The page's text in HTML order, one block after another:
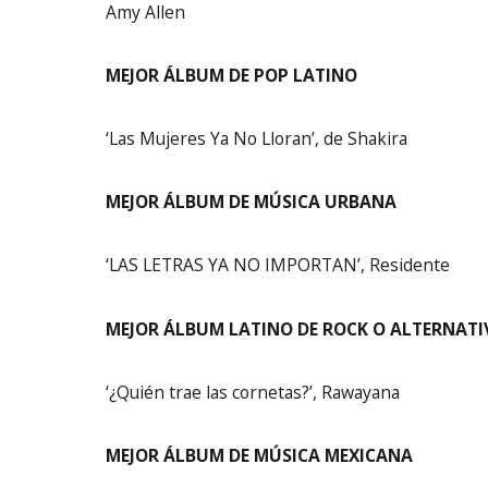
Amy Allen
MEJOR ÁLBUM DE POP LATINO
‘Las Mujeres Ya No Lloran’, de Shakira
MEJOR ÁLBUM DE MÚSICA URBANA
‘LAS LETRAS YA NO IMPORTAN’, Residente
MEJOR ÁLBUM LATINO DE ROCK O
‘¿Quién trae las cornetas?’, Rawayana
MEJOR ÁLBUM DE MÚSICA MEXICANA